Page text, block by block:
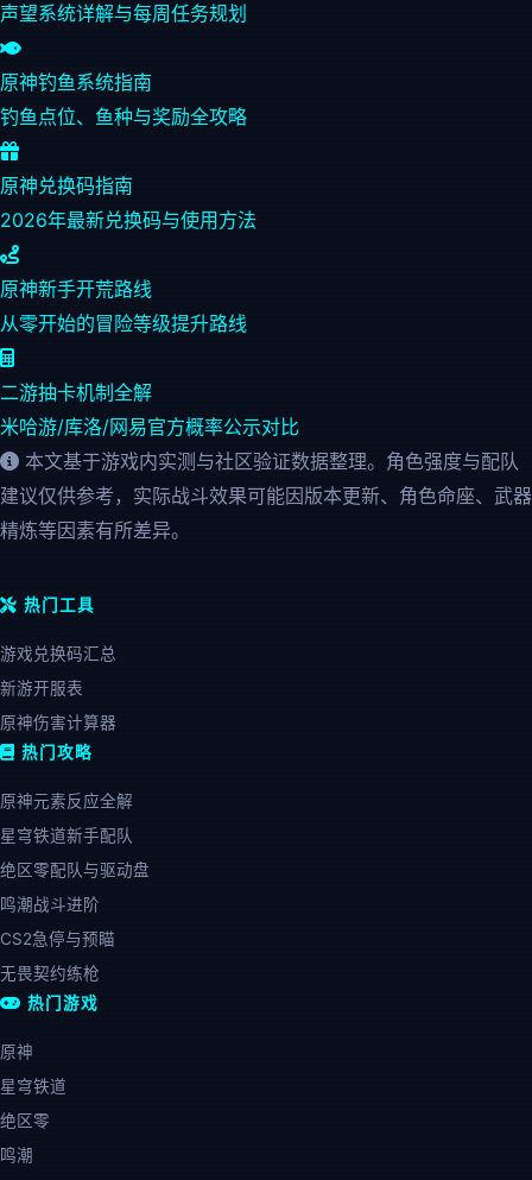
声望系统详解与每周任务规划
原神钓鱼系统指南
钓鱼点位、鱼种与奖励全攻略
原神兑换码指南
2026年最新兑换码与使用方法
原神新手开荒路线
从零开始的冒险等级提升路线
二游抽卡机制全解
米哈游/库洛/网易官方概率公示对比
本文基于游戏内实测与社区验证数据整理。角色强度与配队
建议仅供参考，实际战斗效果可能因版本更新、角色命座、武器
精炼等因素有所差异。
热门工具
游戏兑换码汇总
新游开服表
原神伤害计算器
热门攻略
原神元素反应全解
星穹铁道新手配队
绝区零配队与驱动盘
鸣潮战斗进阶
CS2急停与预瞄
无畏契约练枪
热门游戏
原神
星穹铁道
绝区零
鸣潮